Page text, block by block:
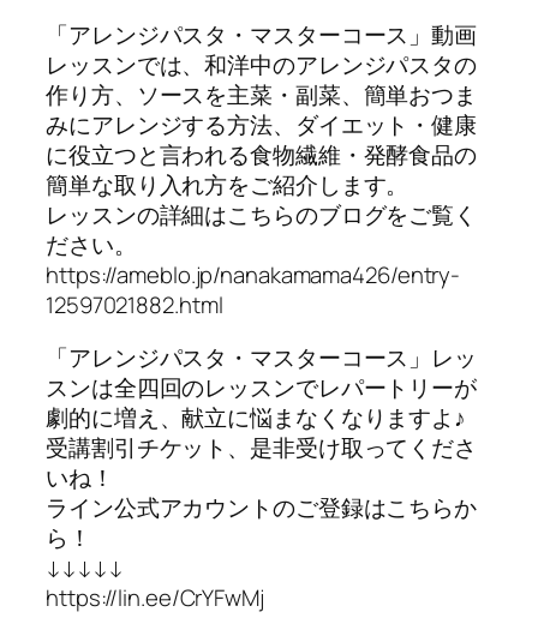
「アレンジパスタ・マスターコース」動画
レッスンでは、和洋中のアレンジパスタの
作り方、ソースを主菜・副菜、簡単おつま
みにアレンジする方法、ダイエット・健康
に役立つと言われる食物繊維・発酵食品の
簡単な取り入れ方をご紹介します。
レッスンの詳細はこちらのブログをご覧く
ださい。
https://ameblo.jp/nanakamama426/entry-
12597021882.html
「アレンジパスタ・マスターコース」レッ
スンは全四回のレッスンでレパートリーが
劇的に増え、献立に悩まなくなりますよ♪
受講割引チケット、是非受け取ってくださ
いね！
ライン公式アカウントのご登録はこちらか
ら！
↓↓↓↓↓
https://lin.ee/CrYFwMj